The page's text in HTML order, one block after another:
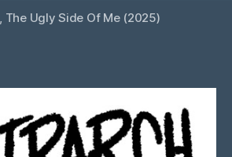
The Ugly Side Of Me (2025)